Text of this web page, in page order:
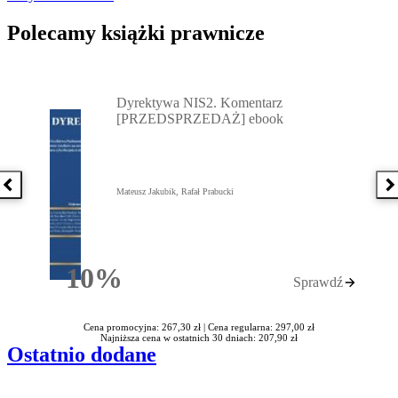
Polecamy książki prawnicze
Poprzednia książka
10%Rabatu
Dyrektywa NIS2. Komentarz
[PRZEDSPRZEDAŻ] ebook
Mateusz Jakubik, Rafał Prabucki
Sprawdź
Cena promocyjna: 267,30 zł | Cena regularna: 297,00 zł
Najniższa cena w ostatnich 30 dniach: 207,90 zł
Ostatnio dodane